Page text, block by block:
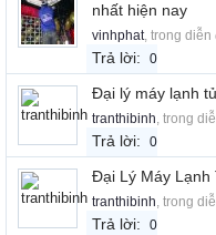
nhất hiện nay
vinhphat, trong diễn
Trả lời: 0
Đại lý máy lạnh
tranthibinh, trong
Trả lời: 0
Đại Lý Máy Lạnh
tranthibinh, trong
Trả lời: 0